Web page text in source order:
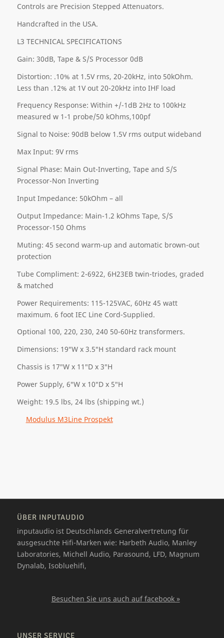
Controls are Precision Stepped Attenuators.
Handcrafted in the USA.
L3 TECHNICAL SPECIFICATIONS
Gain: 30dB, Tape & S/S Processor 0dB
Distortion: .10% at 1.5V rms, 20-20kHz, into 50kOhm.
Less than .12% at 1V out 20-20kHz into IHF load
Frequency Response: Within +/-1dB 2Hz to 100kHz
measured w 1-1 probe/50 kOhms,100pf
Signal to Noise: 90dB below 1.5V rms output wideband
Max Input: 9V rms
Signal Phase: Main Out-Inverting, Tape and S/S
Processor-Non Inverting
Input Impedance: 50kOhm – all
Output Impedance: Main-1.2 kOhms Tape, S/S
Processor-150 Ohms
Muting: 45 second warm-up and automatic brown-out
protection
Tube Compliment: 2-6922, 6H23EB twin-triodes, graded
& matched
Power Requirements: 115-125VAC, 60Hz 45 watt
maximum. 6 foot IEC Line Cord-Supplied.
Optional 100, 220, 230, 240 50-60Hz transformers.
Dimensions: 19″W x 3.5″H standard rack mount
Chassis is 17″W x 11″D x 3″H
Power Supply, 6″W x 10″D x 5″H
Weight: 19.5 lbs, 24 lbs (shipping wt.)
Modulus M3Line Prospekt
ÜBER INPUTAUDIO
inputaudio ist Deutschlands Generalvertretung für
ausgesuchte Hifi-Marken wie: Harbeth Audio, Manley
Laboratories, Michell Audio, Parasound, LFD, Magnum
Dynalab, Isobluehifi,
Besuchen Sie uns auch auf facebook »
UNSER SERVICE